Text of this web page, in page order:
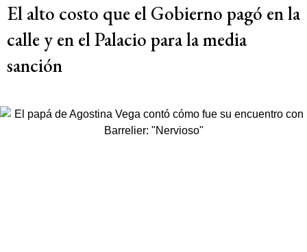
El alto costo que el Gobierno pagó en la
calle y en el Palacio para la media
sanción